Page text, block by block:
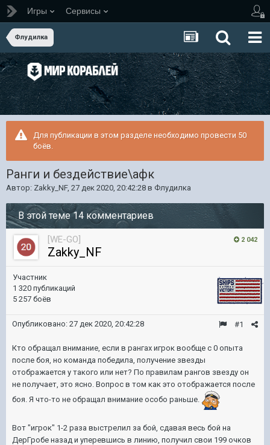
Игры Сервисы
Флудилка
Для публикации в этом разделе необходимо провести 50
боёв.
Ранги и бездействие\афк
Автор: Zakky_NF, 27 дек 2020, 20:42:28 в Флудилка
В этой теме 14 комментариев
2 042
[WE-GO]
Zakky_NF
Участник
1 320 публикаций
5 257 боёв
#1
Опубликовано: 27 дек 2020, 20:42:28
Кто обращал внимание, если в рангах игрок вообще с 0 опыта
после боя, но команда победила, получение звезды
отображается у такого или нет? По правилам рангов звезду он
не получает, это ясно. Вопрос в том как это отображается после
боя. Я что-то не обращал внимание особо раньше.
Вот "игрок" 1-2 раза выстрелил за бой, сдавая весь бой на
ДерГробе назад и уперевшись в линию, получил свои 199 очков